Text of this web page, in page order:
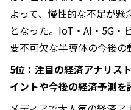
よって、慢性的な不足が
となった。IoT・AI・5G・
要不可欠な半導体の今後の
5位：注目の経済アナリス
イントや今後の経済予測を